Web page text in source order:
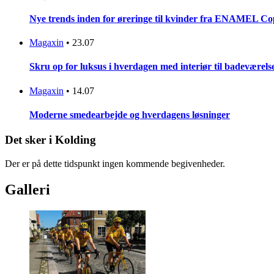
Nye trends inden for øreringe til kvinder fra ENAMEL
Magaxin • 23.07
Skru op for luksus i hverdagen med interiør til
Magaxin • 14.07
Moderne smedearbejde og hverdagens løsninger
Det sker i Kolding
Der er på dette tidspunkt ingen kommende begivenheder.
Galleri